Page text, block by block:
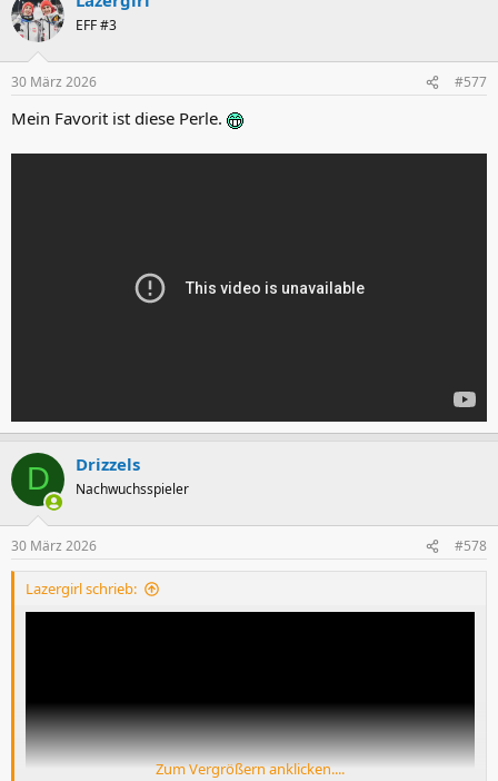
t
i
e
:
EFF #3
30 März 2026 #577
Mein Favorit ist diese Perle.
D Drizzels
Nachwuchsspieler
30 März 2026 #578
Lazergirl schrieb:
Zum Vergrößern anklicken....